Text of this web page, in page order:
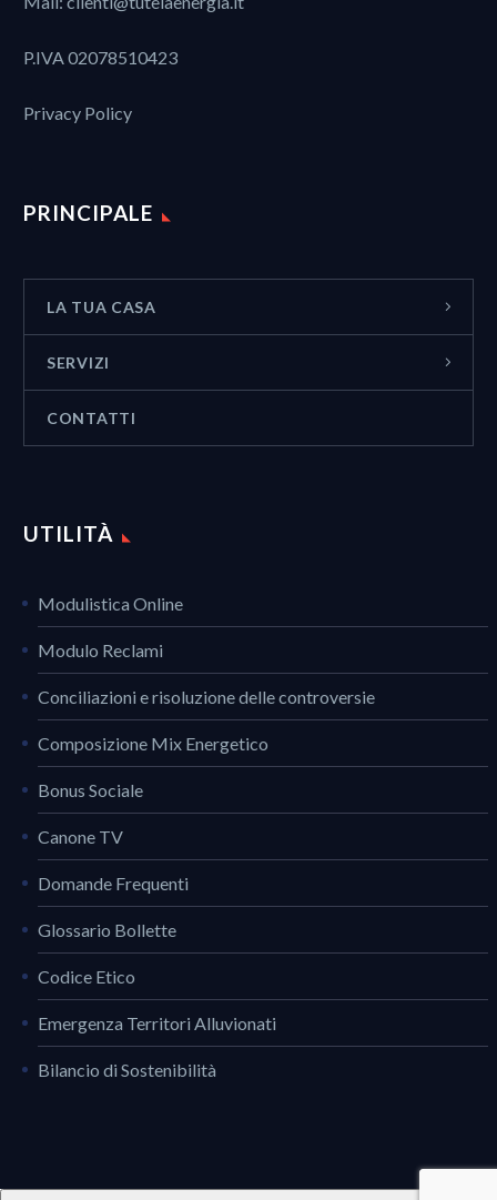
P.IVA 02078510423
Privacy Policy
PRINCIPALE
LA TUA CASA
SERVIZI
CONTATTI
UTILITÀ
Modulistica Online
Modulo Reclami
Conciliazioni e risoluzione delle controversie
Composizione Mix Energetico
Bonus Sociale
Canone TV
Domande Frequenti
Glossario Bollette
Codice Etico
Emergenza Territori Alluvionati
Bilancio di Sostenibilità